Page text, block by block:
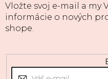
Vložte svoj e-mail a my
informácie o nových
shope.